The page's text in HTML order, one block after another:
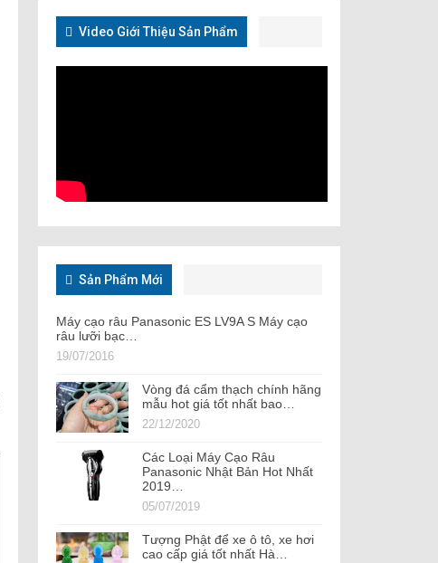
Video Giới Thiệu Sản Phẩm
Sản Phẩm Mới
Máy cạo râu Panasonic ES LV9A S Máy cạo
râu lưỡi bạc…
19/07/2016
Vòng đá cẩm thạch chính hãng
mẫu hot giá tốt nhất bao…
22/12/2020
Các Loại Máy Cạo Râu
Panasonic Nhật Bản Hot Nhất
2019…
05/07/2019
Tượng Phật để xe ô tô, xe hơi
cao cấp giá tốt nhất Hà…